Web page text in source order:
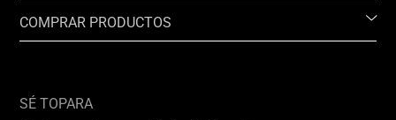
COMPRAR PRODUCTOS
SÉ TOPARA